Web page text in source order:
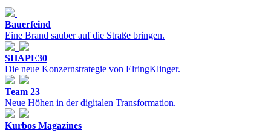
Bauerfeind
Eine Brand sauber auf die Straße bringen.
SHAPE30
Die neue Konzernstrategie von ElringKlinger.
Team 23
Neue Höhen in der digitalen Transformation.
Kurbos Magazines